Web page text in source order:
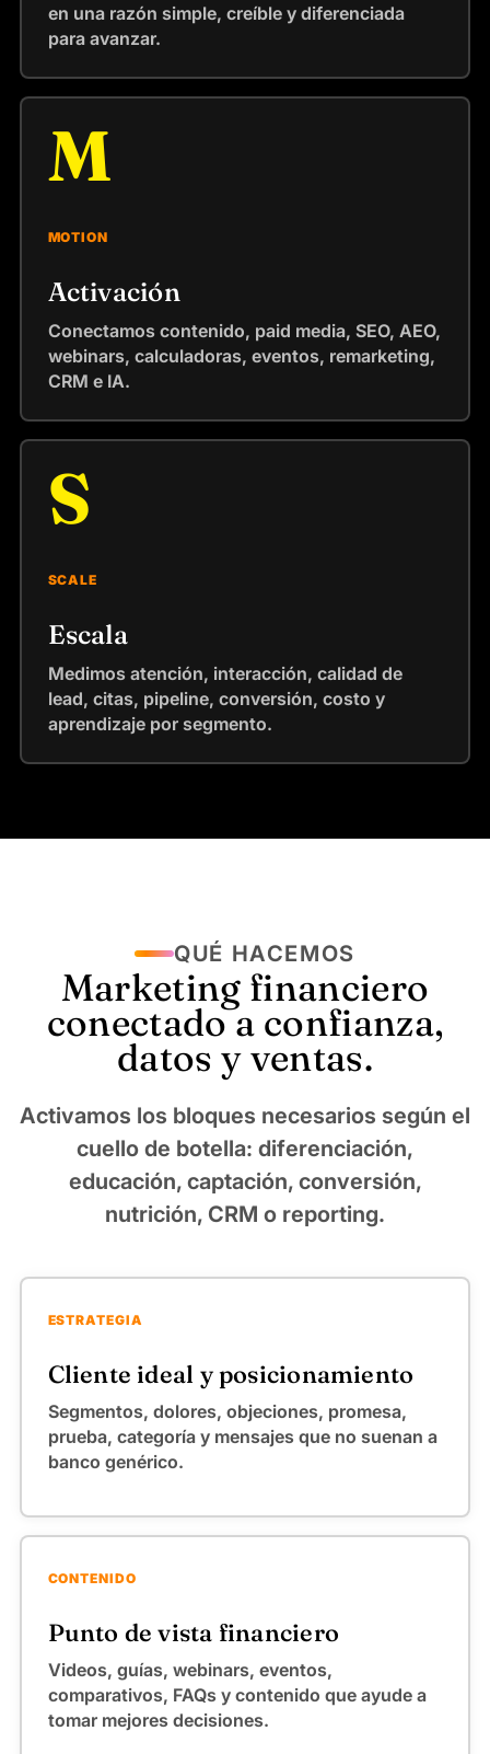
en una razón simple, creíble y diferenciada
para avanzar.
M
MOTION
Activación
Conectamos contenido, paid media, SEO, AEO,
webinars, calculadoras, eventos, remarketing,
CRM e IA.
S
SCALE
Escala
Medimos atención, interacción, calidad de
lead, citas, pipeline, conversión, costo y
aprendizaje por segmento.
QUÉ HACEMOS
Marketing financiero
conectado a confianza,
datos y ventas.
Activamos los bloques necesarios según el
cuello de botella: diferenciación,
educación, captación, conversión,
nutrición, CRM o reporting.
ESTRATEGIA
Cliente ideal y posicionamiento
Segmentos, dolores, objeciones, promesa,
prueba, categoría y mensajes que no suenan a
banco genérico.
CONTENIDO
Punto de vista financiero
Videos, guías, webinars, eventos,
comparativos, FAQs y contenido que ayude a
tomar mejores decisiones.